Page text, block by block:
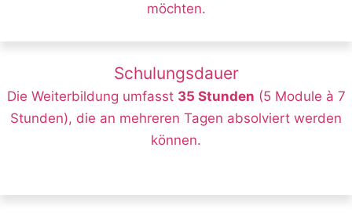
möchten.
Schulungsdauer
Die Weiterbildung umfasst 35 Stunden (5 Module à 7
Stunden), die an mehreren Tagen absolviert werden
können.